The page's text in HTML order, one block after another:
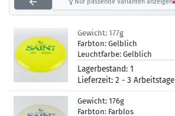
Gewicht: 177g
Farbton: Gelblich
Leuchtfarbe: Gelblich
Lagerbestand: 1
Lieferzeit: 2 - 3 Arbeitstage
Gewicht: 176g
Farbton: Farblos